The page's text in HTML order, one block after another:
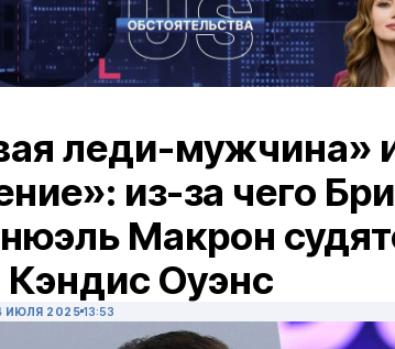
леди-мужчина»
из-за чего
Макрон
Кэндис Оуэнс
ИЮЛЯ 2025 13:53